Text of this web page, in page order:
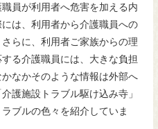
員が利用者へ危害を加える内
は、利用者から介護職員への
らに、利用者ご家族からの理
る介護職員には、大きな負担
なかそのような情報は外部へ
護施設トラブル駆け込み寺」
ブルの色々を紹介していま